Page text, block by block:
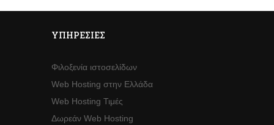
ΥΠΗΡΕΣΊΕΣ
Φιλοξενία ιστοσελίδων
Web Hosting στην Ελλάδα
Web Hosting Τιμές
Δωρεάν Web Hosting